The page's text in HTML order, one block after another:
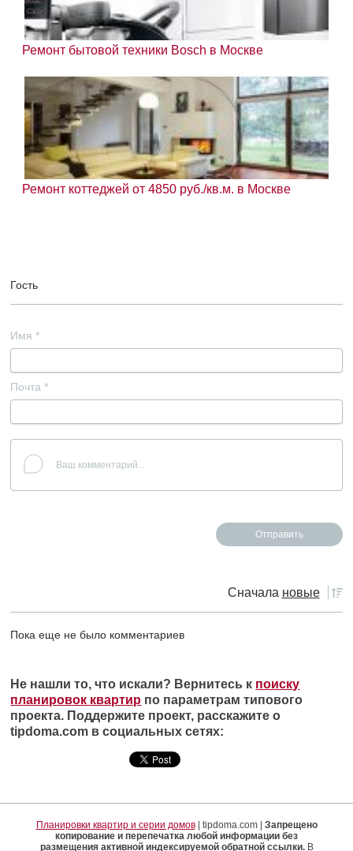
Ремонт бытовой техники Bosch в Москве
Ремонт коттеджей от 4850 руб./кв.м. в Москве
Гость
Имя *
Почта *
Сначала новые
Пока еще не было комментариев
Не нашли то, что искали? Вернитесь к поиску
планировок квартир по параметрам типового
проекта. Поддержите проект, расскажите о
tipdoma.com в социальных сетях:
Планировки квартир и серии домов| tipdoma.com | Запрещено
копирование и перепечатка любой информации без
размещения активной индексируемой обратной ссылки.В